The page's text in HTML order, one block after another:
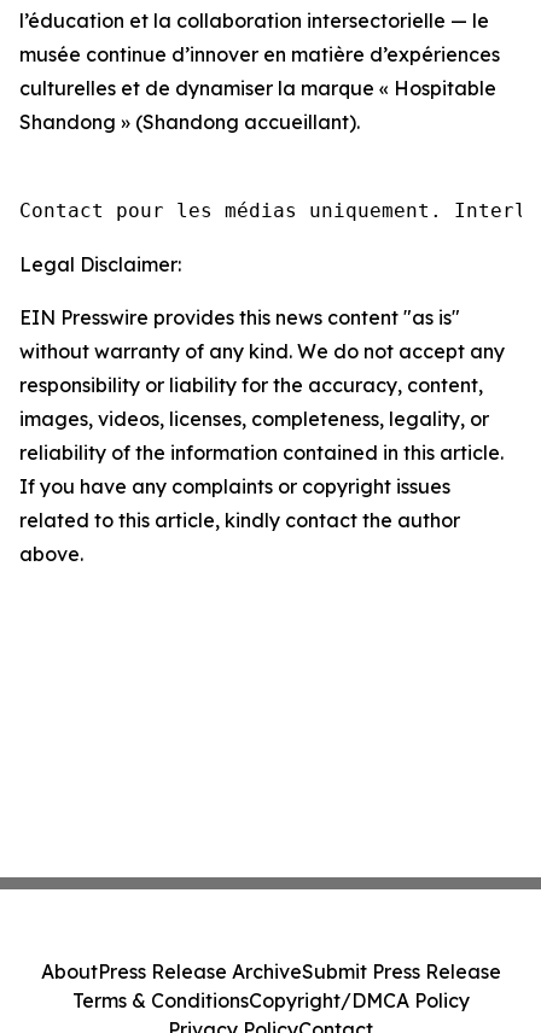
l’éducation et la collaboration intersectorielle — le
musée continue d’innover en matière d’expériences
culturelles et de dynamiser la marque « Hospitable
Shandong » (Shandong accueillant).
Contact pour les médias uniquement.
Legal Disclaimer:
EIN Presswire provides this news content "as is"
without warranty of any kind. We do not accept any
responsibility or liability for the accuracy, content,
images, videos, licenses, completeness, legality, or
reliability of the information contained in this article.
If you have any complaints or copyright issues
related to this article, kindly contact the author
above.
AboutPress Release ArchiveSubmit Press Release
Terms & ConditionsCopyright/DMCA Policy